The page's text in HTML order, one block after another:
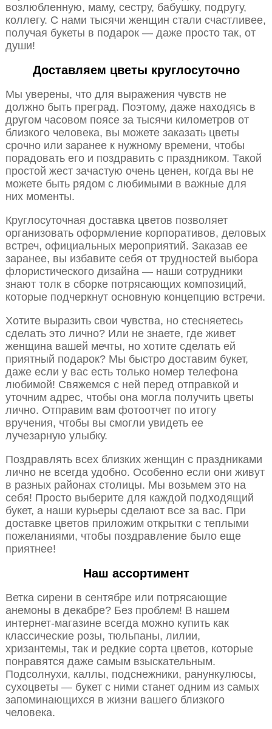
возлюбленную, маму, сестру, бабушку, подругу,
коллегу. С нами тысячи женщин стали счастливее,
получая букеты в подарок — даже просто так, от
души!
Доставляем цветы круглосуточно
Мы уверены, что для выражения чувств не
должно быть преград. Поэтому, даже находясь в
другом часовом поясе за тысячи километров от
близкого человека, вы можете заказать цветы
срочно или заранее к нужному времени, чтобы
порадовать его и поздравить с праздником. Такой
простой жест зачастую очень ценен, когда вы не
можете быть рядом с любимыми в важные для
них моменты.
Круглосуточная доставка цветов позволяет
организовать оформление корпоративов, деловых
встреч, официальных мероприятий. Заказав ее
заранее, вы избавите себя от трудностей выбора
флористического дизайна — наши сотрудники
знают толк в сборке потрясающих композиций,
которые подчеркнут основную концепцию встречи.
Хотите выразить свои чувства, но стесняетесь
сделать это лично? Или не знаете, где живет
женщина вашей мечты, но хотите сделать ей
приятный подарок? Мы быстро доставим букет,
даже если у вас есть только номер телефона
любимой! Свяжемся с ней перед отправкой и
уточним адрес, чтобы она могла получить цветы
лично. Отправим вам фотоотчет по итогу
вручения, чтобы вы смогли увидеть ее
лучезарную улыбку.
Поздравлять всех близких женщин с праздниками
лично не всегда удобно. Особенно если они живут
в разных районах столицы. Мы возьмем это на
себя! Просто выберите для каждой подходящий
букет, а наши курьеры сделают все за вас. При
доставке цветов приложим открытки с теплыми
пожеланиями, чтобы поздравление было еще
приятнее!
Наш ассортимент
Ветка сирени в сентябре или потрясающие
анемоны в декабре? Без проблем! В нашем
интернет-магазине всегда можно купить как
классические розы, тюльпаны, лилии,
хризантемы, так и редкие сорта цветов, которые
понравятся даже самым взыскательным.
Подсолнухи, каллы, подснежники, ранункулюсы,
сухоцветы — букет с ними станет одним из самых
запоминающихся в жизни вашего близкого
человека.